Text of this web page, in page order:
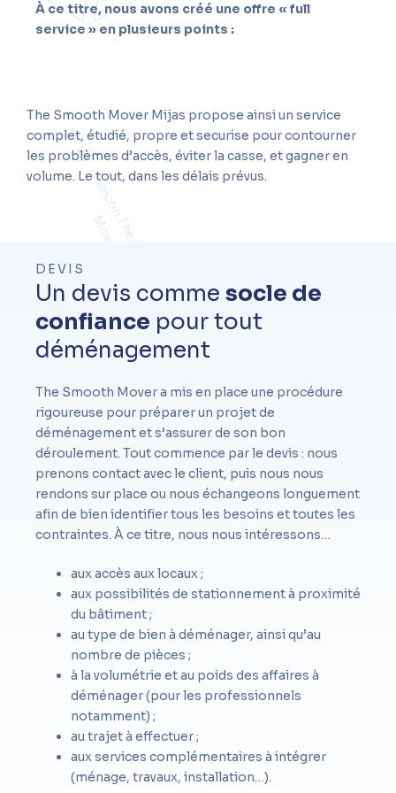
À ce titre, nous avons créé une offre « full
service » en plusieurs points :
The Smooth Mover Mijas propose ainsi un service
complet, étudié, propre et securise pour contourner
les problèmes d’accès, éviter la casse, et gagner en
volume. Le tout, dans les délais prévus.
DEVIS
Un devis comme socle de
confiance pour tout
déménagement
The Smooth Mover a mis en place une procédure
rigoureuse pour préparer un projet de
déménagement et s’assurer de son bon
déroulement. Tout commence par le devis : nous
prenons contact avec le client, puis nous nous
rendons sur place ou nous échangeons longuement
afin de bien identifier tous les besoins et toutes les
contraintes. À ce titre, nous nous intéressons…
aux accès aux locaux ;
aux possibilités de stationnement à proximité
du bâtiment ;
au type de bien à déménager, ainsi qu’au
nombre de pièces ;
à la volumétrie et au poids des affaires à
déménager (pour les professionnels
notamment) ;
au trajet à effectuer ;
aux services complémentaires à intégrer
(ménage, travaux, installation…).